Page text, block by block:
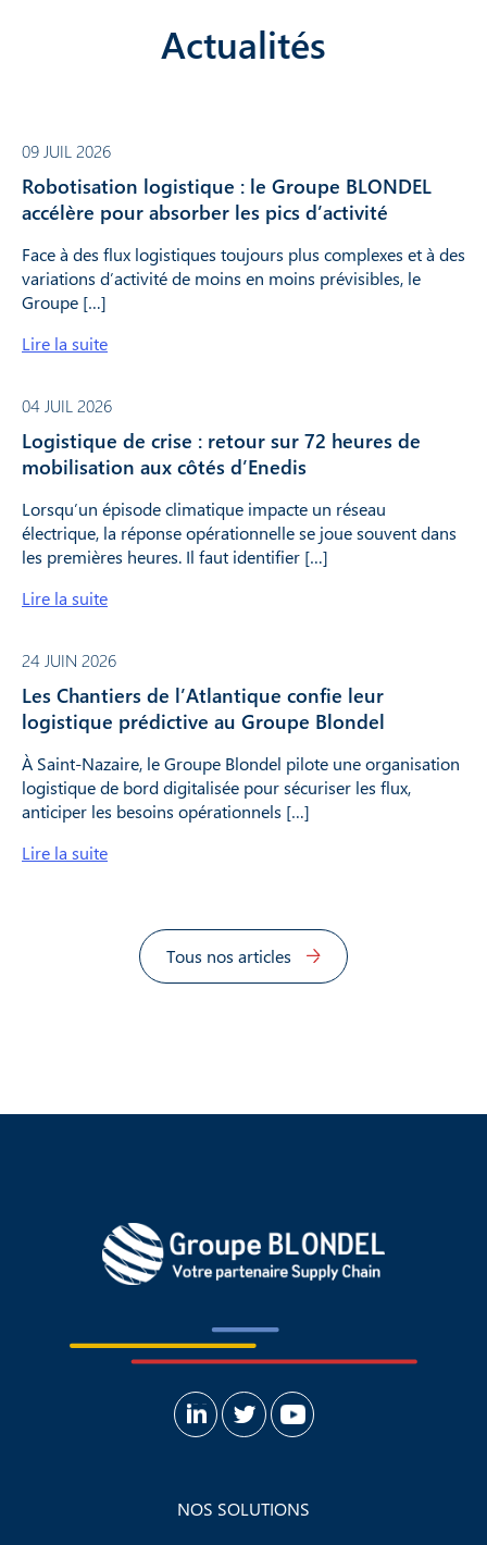
Actualités
09 JUIL 2026
Robotisation logistique : le Groupe BLONDEL
accélère pour absorber les pics d’activité
Face à des flux logistiques toujours plus complexes et à des
variations d’activité de moins en moins prévisibles, le
Groupe […]
Lire la suite
04 JUIL 2026
Logistique de crise : retour sur 72 heures de
mobilisation aux côtés d’Enedis
Lorsqu’un épisode climatique impacte un réseau
électrique, la réponse opérationnelle se joue souvent dans
les premières heures. Il faut identifier […]
Lire la suite
24 JUIN 2026
Les Chantiers de l’Atlantique confie leur
logistique prédictive au Groupe Blondel
À Saint-Nazaire, le Groupe Blondel pilote une organisation
logistique de bord digitalisée pour sécuriser les flux,
anticiper les besoins opérationnels […]
Lire la suite
Tous nos articles
NOS SOLUTIONS